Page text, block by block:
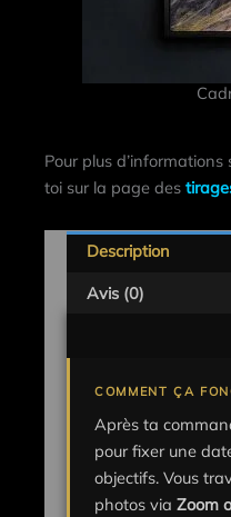
Pour plus
toi sur la page des
Description
Avis (0)
COMMENT ÇA
Après ta
pour fixer une
objectifs. Vous
photos via Zoom